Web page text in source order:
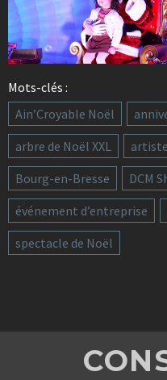
Mots-clés :
Ain’Croyable Noël
arbre de Noël XXL
Bourg-en-Bresse
DCM
événement d’entreprise
spectacle de Noël